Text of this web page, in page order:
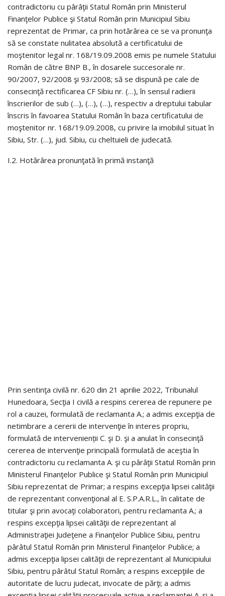
contradictoriu cu pârâţii Statul Român prin Ministerul
Finanţelor Publice şi Statul Român prin Municipiul Sibiu
reprezentat de Primar, ca prin hotărârea ce se va pronunţa
să se constate nulitatea absolută a certificatului de
moştenitor legal nr. 168/19.09.2008 emis pe numele Statului
Român de către BNP B., în dosarele succesorale nr.
90/2007, 92/2008 şi 93/2008; să se dispună pe cale de
consecinţă rectificarea CF Sibiu nr. (…), în sensul radierii
înscrierilor de sub (…), (…), (…), respectiv a dreptului tabular
înscris în favoarea Statului Român în baza certificatului de
moştenitor nr. 168/19.09.2008, cu privire la imobilul situat în
Sibiu, Str. (…), jud. Sibiu, cu cheltuieli de judecată.
I.2. Hotărârea pronunţată în primă instanţă
Prin sentinţa civilă nr. 620 din 21 aprilie 2022, Tribunalul
Hunedoara, Secţia I civilă a respins cererea de repunere pe
rol a cauzei, formulată de reclamanta A.; a admis excepţia de
netimbrare a cererii de intervenţie în interes propriu,
formulată de intervenienții C. şi D. şi a anulat în consecinţă
cererea de intervenţie principală formulată de aceştia în
contradictoriu cu reclamanta A. şi cu pârâţii Statul Român prin
Ministerul Finanţelor Publice şi Statul Român prin Municipiul
Sibiu reprezentat de Primar; a respins excepţia lipsei calităţii
de reprezentant convenţional al E. S.P.A.R.L., în calitate de
titular şi prin avocaţi colaboratori, pentru reclamanta A.; a
respins excepţia lipsei calităţii de reprezentant al
Administraţiei Judeţene a Finanţelor Publice Sibiu, pentru
pârâtul Statul Român prin Ministerul Finanţelor Publice; a
admis excepţia lipsei calităţii de reprezentant al Municipiului
Sibiu, pentru pârâtul Statul Român; a respins excepţiile de
autoritate de lucru judecat, invocate de părţi; a admis